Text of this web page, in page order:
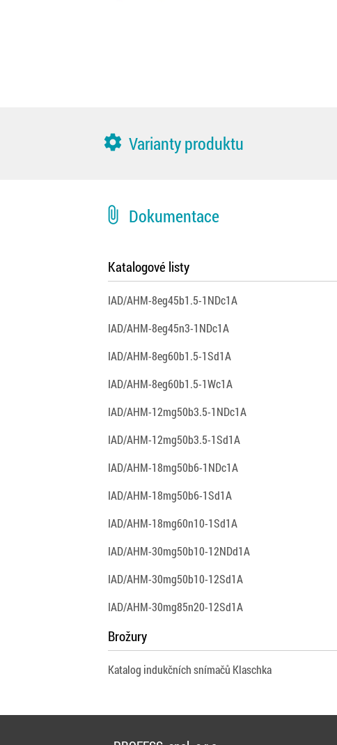
settings Varianty produktu
attach_file Dokumentace
Katalogové listy
IAD/AHM-8eg45b1.5-1NDc1A
IAD/AHM-8eg45n3-1NDc1A
IAD/AHM-8eg60b1.5-1Sd1A
IAD/AHM-8eg60b1.5-1Wc1A
IAD/AHM-12mg50b3.5-1NDc1A
IAD/AHM-12mg50b3.5-1Sd1A
IAD/AHM-18mg50b6-1NDc1A
IAD/AHM-18mg50b6-1Sd1A
IAD/AHM-18mg60n10-1Sd1A
IAD/AHM-30mg50b10-12NDd1A
IAD/AHM-30mg50b10-12Sd1A
IAD/AHM-30mg85n20-12Sd1A
Brožury
Katalog indukčních snímačů Klaschka